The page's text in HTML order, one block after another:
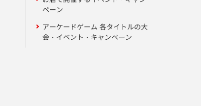
ペーン
アーケードゲーム 各タイトルの大
会・イベント・キャンペーン